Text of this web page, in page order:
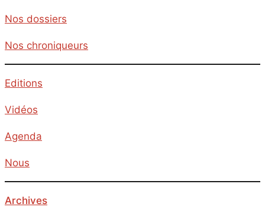
Nos dossiers
Nos chroniqueurs
Editions
Vidéos
Agenda
Nous
Archives